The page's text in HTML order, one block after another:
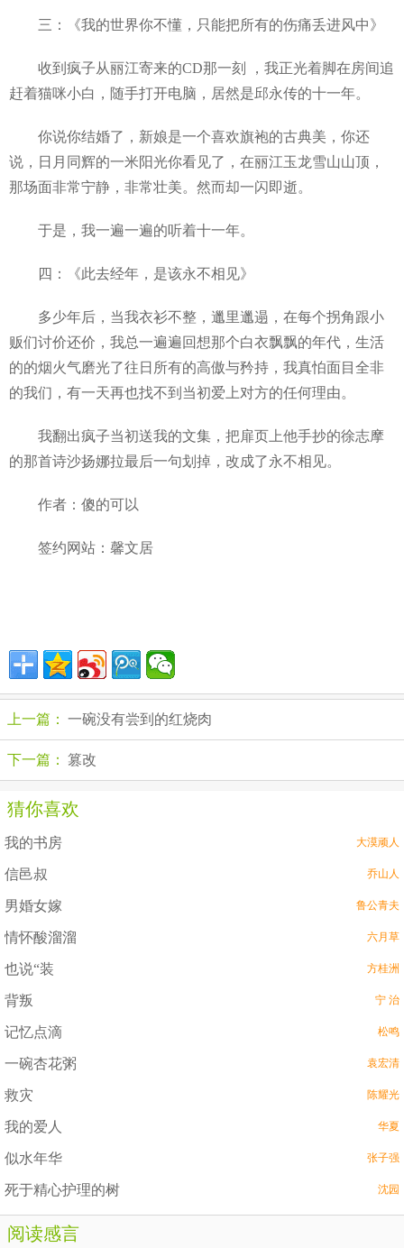
三：《我的世界你不懂，只能把所有的伤痛丢进风中》
收到疯子从丽江寄来的CD那一刻 ，我正光着脚在房间追
赶着猫咪小白，随手打开电脑，居然是邱永传的十一年。
你说你结婚了，新娘是一个喜欢旗袍的古典美，你还
说，日月同辉的一米阳光你看见了，在丽江玉龙雪山山顶，
那场面非常宁静，非常壮美。然而却一闪即逝。
于是，我一遍一遍的听着十一年。
四：《此去经年，是该永不相见》
多少年后，当我衣衫不整，邋里邋遢，在每个拐角跟小
贩们讨价还价，我总一遍遍回想那个白衣飘飘的年代，生活
的的烟火气磨光了往日所有的高傲与矜持，我真怕面目全非
的我们，有一天再也找不到当初爱上对方的任何理由。
我翻出疯子当初送我的文集，把扉页上他手抄的徐志摩
的那首诗沙扬娜拉最后一句划掉，改成了永不相见。
作者：傻的可以
签约网站：馨文居
上一篇： 一碗没有尝到的红烧肉
下一篇： 篡改
猜你喜欢
我的书房 大漠顽人
信邑叔 乔山人
男婚女嫁 鲁公青夫
情怀酸溜溜 六月草
也说“装 方桂洲
背叛 宁 治
记忆点滴 松鸣
一碗杏花粥 袁宏清
救灾 陈耀光
我的爱人 华夏
似水年华 张子强
死于精心护理的树 沈园
阅读感言